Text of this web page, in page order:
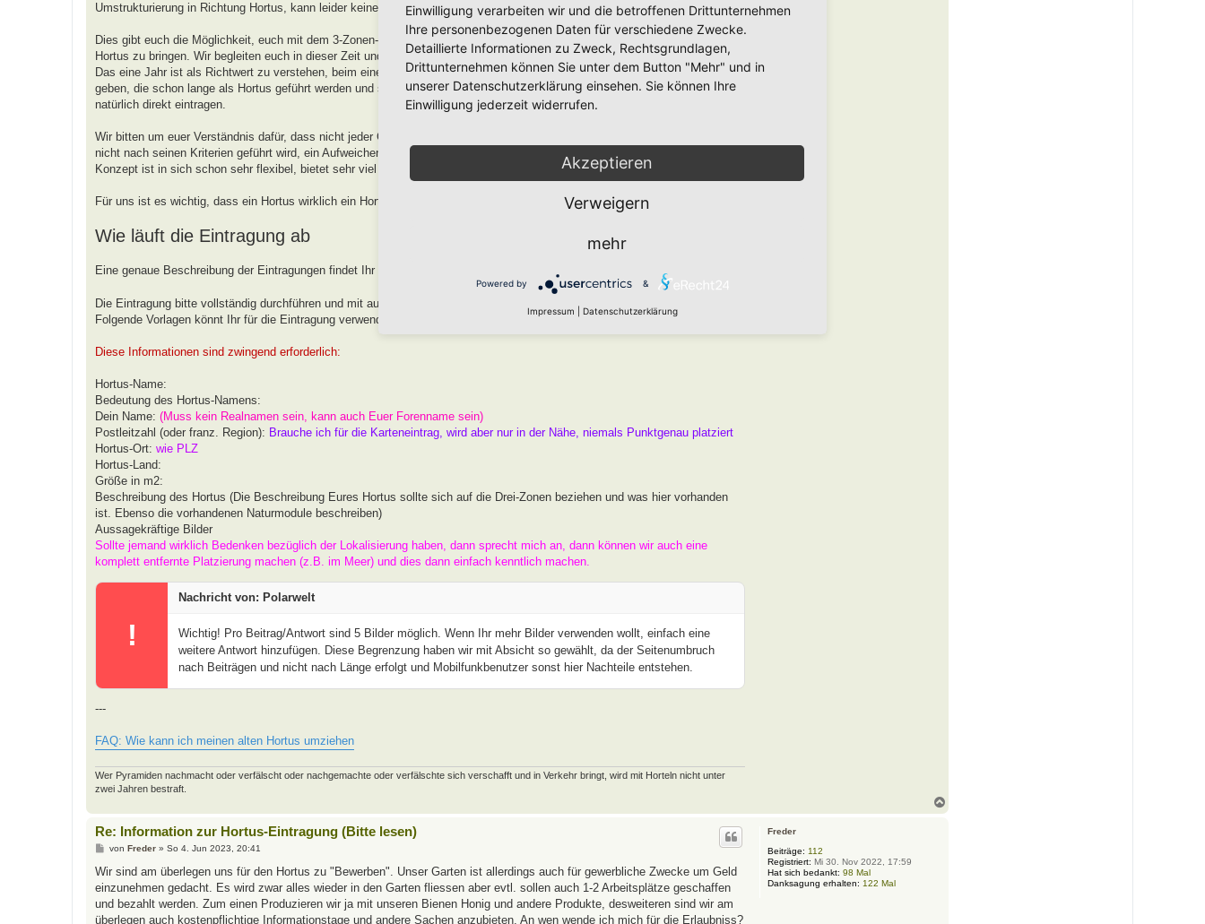
Umstrukturierung in Richtung Hortus, kann leider keine Auszeichnung von uns ausgesprochen werden.
Dies gibt euch die Möglichkeit, euch mit dem 3-Zonen-Modell auseinanderzusetzen und euren Garten auf den Weg zu einem
Hortus zu bringen. Wir begleiten euch in dieser Zeit und werden euch mit Tipps und Tricks unterstützen.
Das eine Jahr ist als Richtwert zu verstehen, beim einen mag es länger, beim anderen kürzer sein. Es mag auch Gärten
geben, die schon lange als Hortus geführt werden und sich nach Jahren einfach eintragen lassen möchten, diese werden wir
natürlich direkt eintragen.
Wir bitten um euer Verständnis dafür, dass nicht jeder Garten den " Namen HORTUS nach Markus Gastl" tragen kann, der
nicht nach seinen Kriterien geführt wird, ein Aufweichen oder Beugen der Kriterien ist nicht zielführend. Das Drei Zonen
Konzept ist in sich schon sehr flexibel, bietet sehr viel Raum und ausreichend Chancen zur Entwicklung.
Für uns ist es wichtig, dass ein Hortus wirklich ein Hortus ist und kein Garten, an dem ein Schild hängt.
Wie läuft die Eintragung ab
Eine genaue Beschreibung der Eintragungen findet Ihr unter Wie funktioniert die Eintragung Eurer Gartenprojekte
Die Eintragung bitte vollständig durchführen und mit aussagekräftigen Fotos unterlegen.
Folgende Vorlagen könnt Ihr für die Eintragung verwenden.
Diese Informationen sind zwingend erforderlich:
Hortus-Name:
Bedeutung des Hortus-Namens:
Dein Name: (Muss kein Realnamen sein, kann auch Euer Forenname sein)
Postleitzahl (oder franz. Region): Brauche ich für die Karteneintrag, wird aber nur in der Nähe, niemals Punktgenau platziert
Hortus-Ort: wie PLZ
Hortus-Land:
Größe in m2:
Beschreibung des Hortus (Die Beschreibung Eures Hortus sollte sich auf die Drei-Zonen beziehen und was hier vorhanden
ist. Ebenso die vorhandenen Naturmodule beschreiben)
Aussagekräftige Bilder
Sollte jemand wirklich Bedenken bezüglich der Lokalisierung haben, dann sprecht mich an, dann können wir auch eine
komplett entfernte Platzierung machen (z.B. im Meer) und dies dann einfach kenntlich machen.
!
Nachricht von: Polarwelt
Wichtig! Pro Beitrag/Antwort sind 5 Bilder möglich. Wenn Ihr mehr Bilder verwenden wollt, einfach eine
weitere Antwort hinzufügen. Diese Begrenzung haben wir mit Absicht so gewählt, da der Seitenumbruch
nach Beiträgen und nicht nach Länge erfolgt und Mobilfunkbenutzer sonst hier Nachteile entstehen.
---
FAQ: Wie kann ich meinen alten Hortus umziehen
Wer Pyramiden nachmacht oder verfälscht oder nachgemachte oder verfälschte sich verschafft und in Verkehr bringt, wird mit Horteln nicht unter
zwei Jahren bestraft.
Freder
Beiträge: 112
Registriert: Mi 30. Nov 2022, 17:59
Hat sich bedankt: 98 Mal
Danksagung erhalten: 122 Mal
Re: Information zur Hortus-Eintragung (Bitte lesen)
B
i
r
a
von Freder» So 4. Jun 2023, 20:41
Wir sind am überlegen uns für den Hortus zu "Bewerben". Unser Garten ist allerdings auch für gewerbliche Zwecke um Geld
einzunehmen gedacht. Es wird zwar alles wieder in den Garten fliessen aber evtl. sollen auch 1-2 Arbeitsplätze geschaffen
und bezahlt werden. Zum einen Produzieren wir ja mit unseren Bienen Honig und andere Produkte, desweiteren sind wir am
überlegen auch kostenpflichtige Informationstage und andere Sachen anzubieten. An wen wende ich mich für die Erlaubniss?
Einwilligung verarbeiten wir und die betroffenen Drittunternehmen
Ihre personenbezogenen Daten für verschiedene Zwecke.
Detaillierte Informationen zu Zweck, Rechtsgrundlagen,
Drittunternehmen können Sie unter dem Button "Mehr" und in
unserer Datenschutzerklärung einsehen. Sie können Ihre
Einwilligung jederzeit widerrufen.
Akzeptieren
Verweigern
mehr
Powered by &
Impressum Datenschutzerklärung